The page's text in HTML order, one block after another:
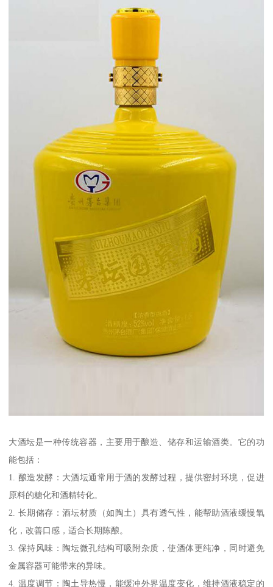
大酒坛是一种传统容器，主要用于酿造、储存和运输酒类。它的功
能包括：
1. 酿造发酵：大酒坛通常用于酒的发酵过程，提供密封环境，促进
原料的糖化和酒精转化。
2. 长期储存：酒坛材质（如陶土）具有透气性，能帮助酒液缓慢氧
化，改善口感，适合长期陈酿。
3. 保持风味：陶坛微孔结构可吸附杂质，使酒体更纯净，同时避免
金属容器可能带来的异味。
4. 温度调节：陶土导热慢，能缓冲外界温度变化，维持酒液稳定的